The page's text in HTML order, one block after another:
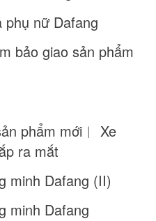
phụ nữ Dafang
bảo giao sản phẩm
phẩm mới︱ Xe
ra mắt
minh Dafang (II)
minh Dafang